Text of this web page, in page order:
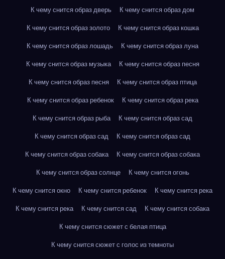
К чему снится образ дверь
К чему снится образ дом
К чему снится образ золото
К чему снится образ кошка
К чему снится образ лошадь
К чему снится образ луна
К чему снится образ музыка
К чему снится образ песня
К чему снится образ песня
К чему снится образ птица
К чему снится образ ребенок
К чему снится образ река
К чему снится образ рыба
К чему снится образ сад
К чему снится образ сад
К чему снится образ сад
К чему снится образ собака
К чему снится образ собака
К чему снится образ солнце
К чему снится огонь
К чему снится окно
К чему снится ребенок
К чему снится река
К чему снится река
К чему снится сад
К чему снится собака
К чему снится сюжет с белая птица
К чему снится сюжет с голос из темноты